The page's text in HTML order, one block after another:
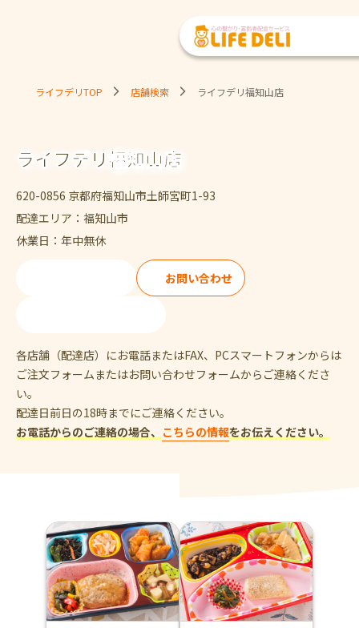
ライフデリTOP 店舗検索 ライフデリ福知山店
ライフデリ福知山店
620-0856 京都府福知山市土師宮町1-93
配達エリア：福知山市
休業日：年中無休
お問い合わせ
各店舗（配達店）にお電話またはFAX、PCスマートフォンからは
ご注文フォームまたはお問い合わせフォームからご連絡くださ
い。
配達日前日の18時までにご連絡ください。
お電話からのご連絡の場合、 こちらの情報をお伝えください。